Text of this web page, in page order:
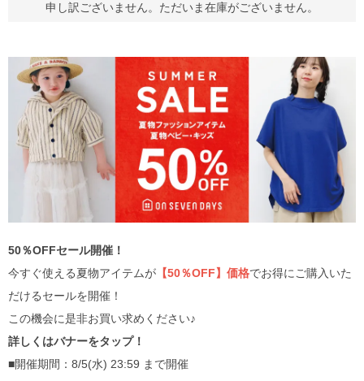
申し訳ございません。ただいま在庫がございません。
50％OFFセール開催！
今すぐ使える夏物アイテムが 【50％OFF】価格でお得にご購入いた
だけるセールを開催！
この機会に是非お買い求めください♪
詳しくはバナーをタップ！
■開催期間：8/5(水) 23:59 まで開催